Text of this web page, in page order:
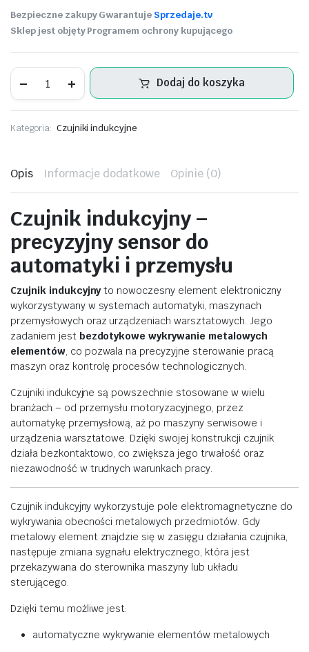
Bezpieczne zakupy Gwarantuje Sprzedaje.tv
Sklep jest objęty Programem ochrony kupującego
indukcyjny
Dodaj do koszyka
Kategoria: Czujniki indukcyjne
Opis Informacje dodatkowe Opinie (0)
Czujnik indukcyjny –
precyzyjnysensor do
automatyki i przemysłu
Czujnik indukcyjny to nowoczesny element elektroniczny
wykorzystywany w systemach automatyki, maszynach
przemysłowych oraz urządzeniachwarsztatowych. Jego
zadaniem jest bezdotykowewykrywanie metalowych
elementów, co pozwala na precyzyjne sterowanie pracą
maszyn oraz kontrolę procesówtechnologicznych.
Czujniki indukcyjne są powszechnie stosowane w wielu
branżach – od przemysłu motoryzacyjnego, przez
automatykę przemysłową, aż po maszyny serwisowe i
urządzenia warsztatowe. Dzięki swojej konstrukcji czujnik
działa bezkontaktowo, co zwiększa jego trwałość oraz
niezawodność w trudnychwarunkach pracy.
Czujnik indukcyjnywykorzystuje pole elektromagnetyczne do
wykrywania obecności metalowych przedmiotów. Gdy
metalowy element znajdzie sięw zasięgu działania czujnika,
następuje zmiana sygnału elektrycznego, która jest
przekazywana do sterownika maszyny lub układu
sterującego.
Dzięki temu możliwe jest:
automatyczne wykrywanie elementów metalowych